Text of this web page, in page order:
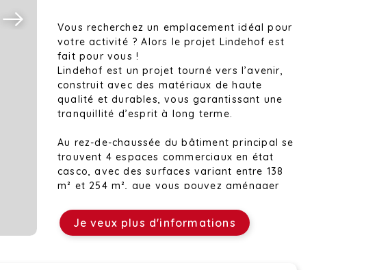
Vous recherchez un emplacement idéal pour
votre activité ? Alors le projet Lindehof est
fait pour vous !
Lindehof est un projet tourné vers l’avenir,
construit avec des matériaux de haute
qualité et durables, vous garantissant une
tranquillité d’esprit à long terme.
Au rez-de-chaussée du bâtiment principal se
trouvent 4 espaces commerciaux en état
casco, avec des surfaces variant entre 138
m² et 254 m², que vous pouvez aménager
activité.
Cet espace commercial offre une surface
Je veux plus d'informations